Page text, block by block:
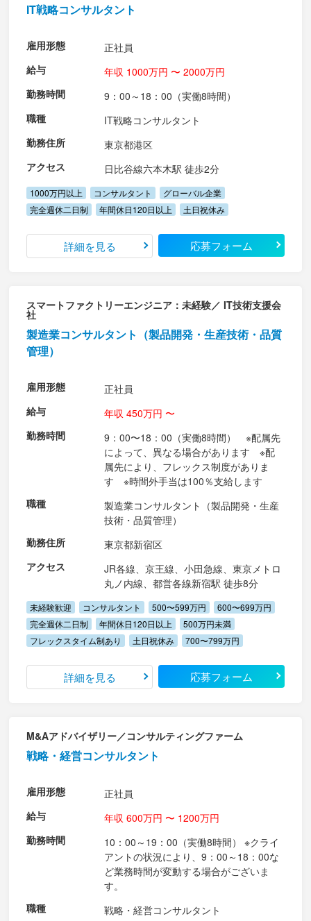
IT戦略コンサルタント
雇用形態
正社員
給与
年収 1000万円 〜 2000万円
勤務時間
9：00～18：00（実働8時間）
職種
IT戦略コンサルタント
勤務住所
東京都港区
アクセス
日比谷線六本木駅 徒歩2分
1000万円以上 コンサルタント
グローバル企業
完全週休二日制
年間休日120日以上 土日祝休み
詳細を見る 応募フォーム
スマートファクトリーエンジニア：未経験／ IT技術支援会
社
製造業コンサルタント（製品開発・生産技術・品質
管理）
雇用形態
正社員
給与
年収 450万円 〜
勤務時間
9：00〜18：00（実働8時間） ※配属先
によって、異なる場合があります ※配
属先により、フレックス制度がありま
す ※時間外手当は100％支給します
職種
製造業コンサルタント（製品開発・生産
技術・品質管理）
勤務住所
東京都新宿区
アクセス
JR各線、京王線、小田急線、東京メトロ
丸ノ内線、都営各線新宿駅 徒歩8分
未経験歓迎 コンサルタント 500〜599万円
600〜699万円
完全週休二日制
年間休日120日以上
500万円未満
フレックスタイム制あり
土日祝休み 700〜799万円
詳細を見る 応募フォーム
M&Aアドバイザリー／コンサルティングファーム
戦略・経営コンサルタント
雇用形態
正社員
給与
年収 600万円 〜 1200万円
勤務時間
10：00～19：00（実働8時間） ※クライ
アントの状況により、9：00～18：00な
ど業務時間が変動する場合がございま
す。
職種
戦略・経営コンサルタント